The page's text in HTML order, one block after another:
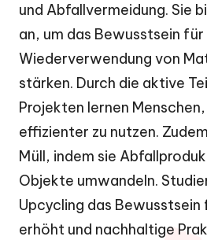
und Abfallvermeidung. Sie
an, um das Bewusstsein für
Wiederverwendung von
stärken. Durch die aktive
Projekten lernen
effizienter zu nutzen.
Müll, indem sie
Objekte umwandeln.
Upcycling das
erhöht und nachhaltige